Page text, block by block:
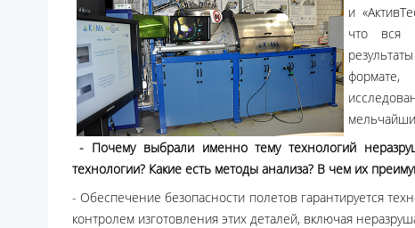
и
что вся
- Почему выбрали именно тему технологий
технологии? Какие есть методы анализа? В чем их
- Обеспечение безопасности полетов гарантируется
контролем изготовления этих деталей, включая